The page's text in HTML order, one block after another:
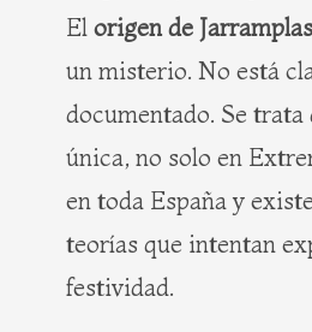
El origen de Jarramplas
un misterio. No está
documentado. Se trata
única, no solo en
en toda España y
teorías que intentan
festividad.